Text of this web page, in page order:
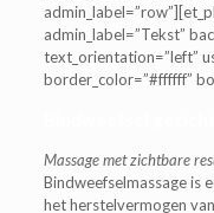
admin_label=”Tekst”
text_orientation=”left”
border_color=”#ffffff”
Massage met zichtbare
Bindweefselmassage is
het herstelvermogen